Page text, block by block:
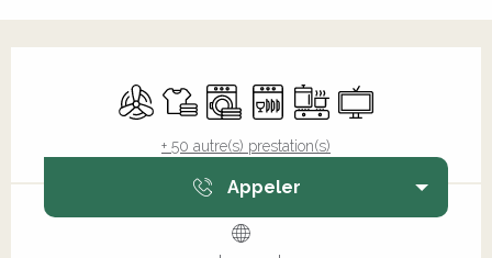
Air conditionné
Draps et linge
Lave lingeLave vaisselle
Plaque de cuisson
Télévision
+ 50 autre(s) prestation(s)
Appeler